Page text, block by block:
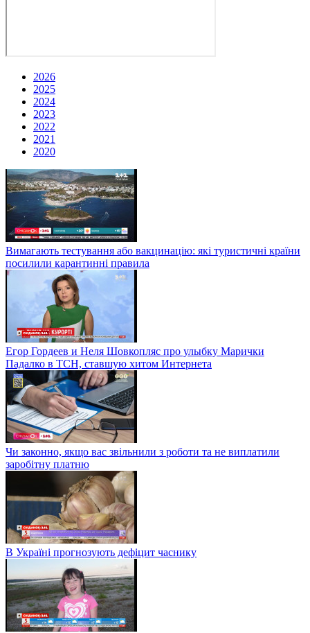
2026
2025
2024
2023
2022
2021
2020
Вимагають тестування або вакцинацію: які туристичні країни
посилили карантинні правила
Егор Гордеев и Неля Шовкопляс про улыбку Марички
Падалко в ТСН, ставшую хитом Интернета
Чи законно, якщо вас звільнили з роботи та не виплатили
заробітну платню
В Україні прогнозують дефіцит часнику